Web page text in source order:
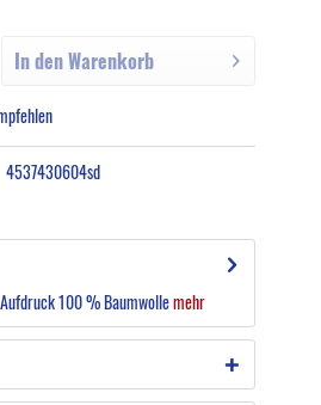
In denWarenkorb
4537430604sd
Aufdruck 100 % Baumwollemehr